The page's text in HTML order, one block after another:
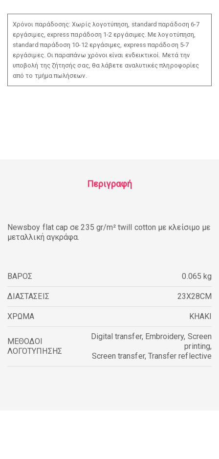
Χρόνοι παράδοσης: Χωρίς λογοτύπηση, standard παράδοση 6-7
εργάσιμες, express παράδοση 1-2 εργάσιμες. Με λογοτύπηση,
standard παράδοση 10-12 εργάσιμες, express παράδοση 5-7
εργάσιμες. Οι παραπάνω χρόνοι είναι ενδεικτικοί. Μετά την
υποβολή της ζήτησής σας, θα λάβετε αναλυτικές πληροφορίες
από το τμήμα πωλήσεων.
Περιγραφή
Newsboy flat cap σε 235 gr/m² twill cotton με κλείσιμο με
μεταλλική αγκράφα.
ΒΑΡΟΣ 0.065 kg
ΔΙΑΣΤΑΣΕΙΣ 23X28CM
ΧΡΩΜΑ KHAKI
ΜΕΘΟΔΟΙ
ΛΟΓΟΤΥΠΗΣΗΣ
Digital transfer, Embroidery, Screen
printing,
Screen transfer, Transfer reflective